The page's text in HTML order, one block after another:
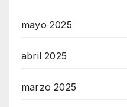
mayo 2025
abril 2025
marzo 2025